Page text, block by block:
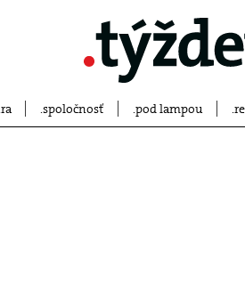
spoločnosť pod lampou